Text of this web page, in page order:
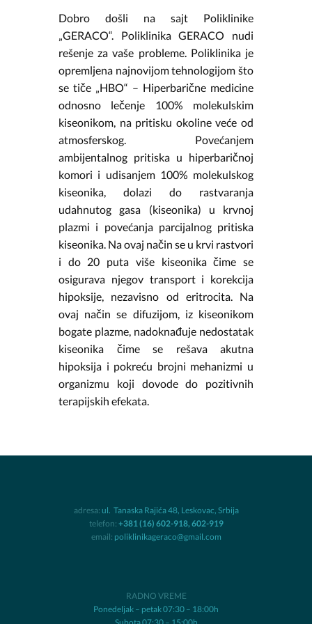
Dobro došli na sajt Poliklinike
„GERACO“. Poliklinika GERACO nudi
rešenje za vaše probleme. Poliklinika je
opremljena najnovijom tehnologijom što
se tiče „HBO“ – Hiperbarične medicine
odnosno lečenje 100% molekulskim
kiseonikom, na pritisku okoline veće od
atmosferskog. Povećanjem
ambijentalnog pritiska u hiperbaričnoj
komori i udisanjem 100% molekulskog
kiseonika, dolazi do rastvaranja
udahnutog gasa (kiseonika) u krvnoj
plazmi i povećanja parcijalnog pritiska
kiseonika. Na ovaj način se u krvi rastvori
i do 20 puta više kiseonika čime se
osigurava njegov transport i korekcija
hipoksije, nezavisno od eritrocita. Na
ovaj način se difuzijom, iz kiseonikom
bogate plazme, nadoknađuje nedostatak
kiseonika čime se rešava akutna
hipoksija i pokreću brojni mehanizmi u
organizmu koji dovode do pozitivnih
terapijskih efekata.
adresa: ul. ​ Tanaska Rajića 48, Leskovac, Srbija
telefon: +381 (16) 602-918, 602-919
email: poliklinikageraco@gmail.com
RADNO VREME
Ponedeljak – petak 07:30 – 18:00h